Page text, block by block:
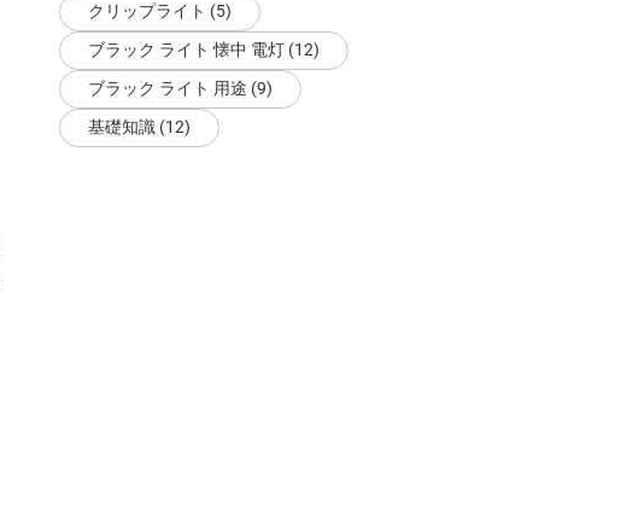
クリップライト (5)
ブラック ライト 懐中 電灯 (12)
ブラック ライト 用途 (9)
基礎知識 (12)